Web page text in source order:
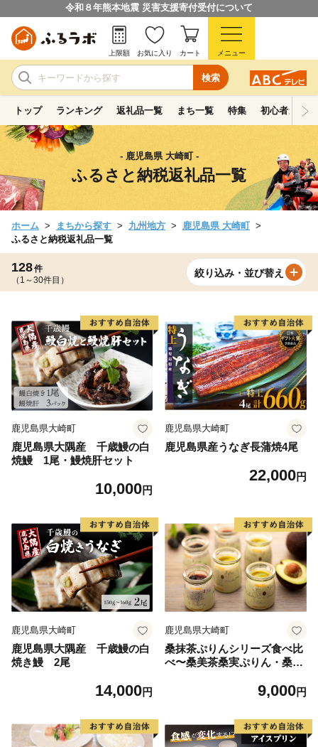
令和８年熊本地震 災害支援寄付受付について
検索
上限額 お気に入り カート メニュー
トップ ランキング 返礼品一覧 まち一覧 特集 初心者ガイド
- 鹿児島県 大崎町 -
ふるさと納税返礼品一覧
ホーム まちから探す 九州地方
鹿児島県 大崎町
ふるさと納税返礼品一覧
128件
（1～30件目）
絞り込み・並び替え
鹿児島県大崎町
鹿児島県大隅産 千歳鰻の白
焼鰻 1尾・鰻焼肝セット
10,000円
鹿児島県大崎町
鹿児島県産うなぎ長蒲焼4尾
22,000円
鹿児島県大崎町
鹿児島県大隅産 千歳鰻の白
焼き鰻 2尾
14,000円
鹿児島県大崎町
桑抹茶ぷりんシリーズ食べ比
べ〜桑美茶桑実ぷりん・桑抹
9,000円